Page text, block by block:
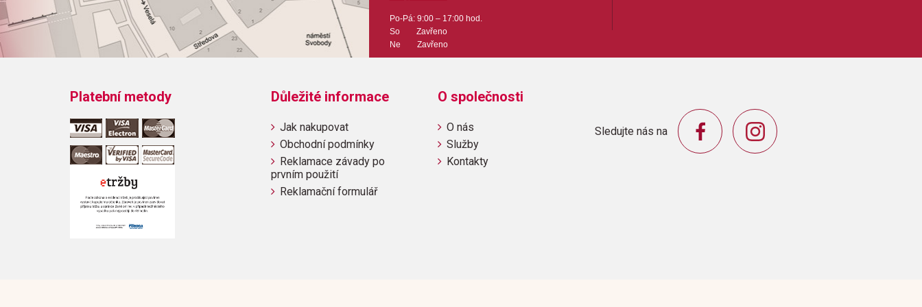
30MB paměti umožňuje reprodukovat vyšší harmonické a další specifické zvuky
MIDI, AUX a dva sluchátkové výstupy vám umožní spolupráci s externími
zařízeními, hru v požadované úrovni hlasitosti přes externí systém ozvučení,
hru s audio doprovodem přes sluchátka, užít si čtyřruční hru a mnoho dalšího.
Reverb:
Po-Pá: 9:00 – 17:00 hod.
So Zavřeno
Ne Zavřeno
Platební metody Důležité informace
Jak nakupovat
Obchodní podmínky
Reklamace závady po
prvním použití
Reklamační formulář
O společnosti
O nás
Služby
Kontakty
Sledujte nás na